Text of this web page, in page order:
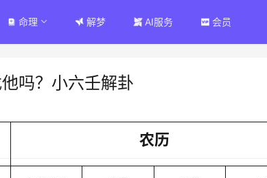
命理 解梦 AI服务 会员
吗？小六壬解卦
农历